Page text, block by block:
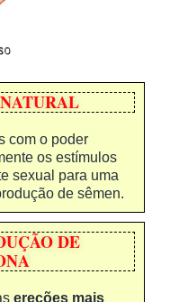
com o poder
os estímulos
sexual para uma
de sêmen.
DE
ereções mais